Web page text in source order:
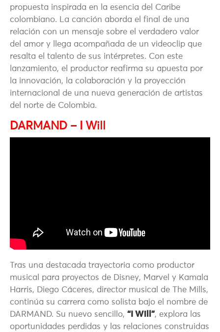
propuesta inspirada en la esencia del Caribe
colombiano. La canción aborda el final de una
relación con un mensaje sobre el verdadero valor
del amor y llega acompañada de un videoclip que
resalta el talento de sus intérpretes. Con este
lanzamiento, el productor reafirma su apuesta por
la innovación, la colaboración y la proyección
internacional de una nueva generación de artistas
del norte de Colombia.
DARMAND – I Will
Tras una destacada trayectoria como productor
musical para proyectos de Disney, Marvel y Kamala
Harris, Diego Cáceres, director musical de The Mills,
continúa su carrera como solista bajo el nombre de
DARMAND. Su nuevo sencillo, “I Will”, explora las
oportunidades perdidas y las relaciones construidas